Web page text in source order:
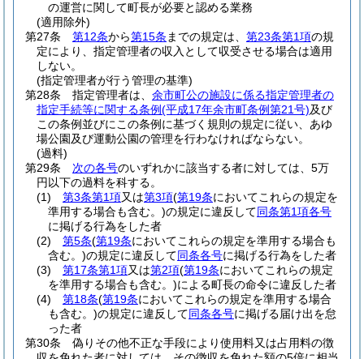
の運営に関して町長が必要と認める業務
(適用除外)
第27条
第12条から第15条 までの規定は、 第23条第1項の規
定により、指定管理者の収入として収受させる場合は適用
しない。
(指定管理者が行う管理の基準)
第28条
指定管理者は、 余市町公の施設に係る指定管理者の
指定手続等に関する条例(平成17年余市町条例第21号)及び
この条例並びにこの条例に基づく規則の規定に従い、あゆ
場公園及び運動公園の管理を行わなければならない。
(過料)
第29条
次の各号のいずれかに該当する者に対しては、5万
円以下の過料を科する。
(1)
第3条第1項又は第3項(第19条においてこれらの規定を
準用する場合も含む。)の規定に違反して同条第1項各号
に掲げる行為をした者
(2)
第5条(第19条においてこれらの規定を準用する場合も
含む。)の規定に違反して同条各号に掲げる行為をした者
(3)
第17条第1項又は第2項(第19条においてこれらの規定
を準用する場合も含む。)による町長の命令に違反した者
(4)
第18条(第19条においてこれらの規定を準用する場合
も含む。)の規定に違反して同条各号に掲げる届け出を怠
った者
第30条
偽りその他不正な手段により使用料又は占用料の徴